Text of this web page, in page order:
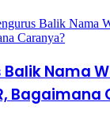
Balik Nama
Bagaimana